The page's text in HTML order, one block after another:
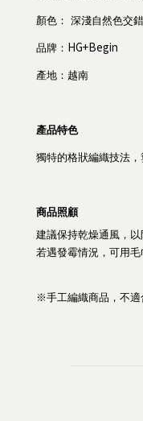
顏色： 深淺自然色交錯
品牌 ： HG+Begin
產地：越南
產品特色
獨特的格狀編織技法
商品照顧
建議保持乾燥通風，以
若遇發霉情況，可用毛
※手工編織商品，不適